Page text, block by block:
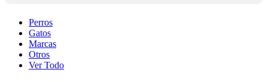
Perros
Gatos
Marcas
Otros
Ver Todo